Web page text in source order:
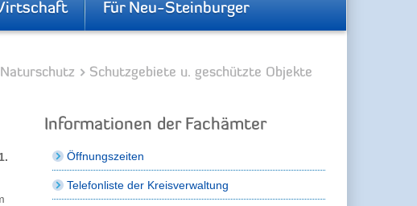
Für Neu-Steinburger
Naturschutz
Schutzgebiete u. geschützte Objekte
Informationen der Fachämter
Öffnungszeiten
Telefonliste der Kreisverwaltung